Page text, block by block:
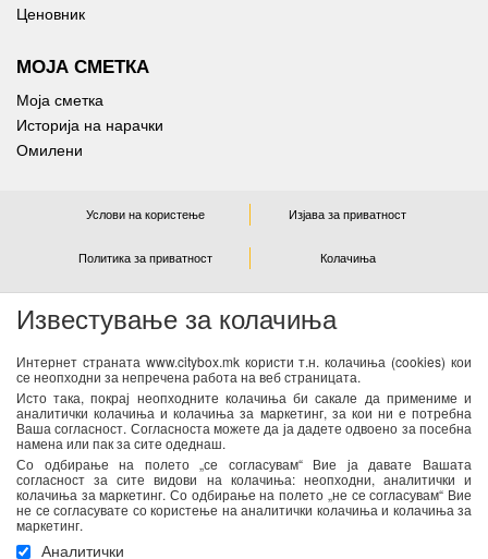
Известување за колачиња
Интернет страната www.citybox.mk користи т.н. колачиња (cookies) кои
се неопходни за непречена работа на веб страницата.
Исто така, покрај неопходните колачиња би сакале да примениме и
аналитички колачиња и колачиња за маркетинг, за кои ни е потребна
Ваша согласност. Согласноста можете да ја дадете одвоено за посебна
намена или пак за сите одеднаш.
Со одбирање на полето „се согласувам“ Вие ја давате Вашата
согласност за сите видови на колачиња: неопходни, аналитички и
колачиња за маркетинг. Со одбирање на полето „не се согласувам“ Вие
не се согласувате со користење на аналитички колачиња и колачиња за
маркетинг.
Аналитички
Ценовник
МОЈА СМЕТКА
Моја сметка
Историја на нарачки
Омилени
Услови на користење Изјава за приватност
Политика за приватност Колачиња
NEWSLETTER
Се согласувам дека Спорт М ги користи моите лични
податоци од оваа форма за директен маркетинг
(информирање за новости и специјални понуди) преку е-
пошта. Податоците ќе бидат обработени во согласност со
важечките закони со кои се регулира заштитата на личните
податоци. Можете да ја повлечете Вашата согласност во
секое време. Повеќе информации се достапнитука